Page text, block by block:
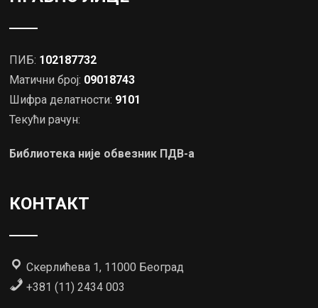
ПИБ: 102187732
Матични број: 09018743
Шифра делатности: 9101
Текући рачун:
Библиотека није обвезник ПДВ-а
КОНТАКТ
Скерлићева 1, 11000 Београд
+381 (11) 2434 003